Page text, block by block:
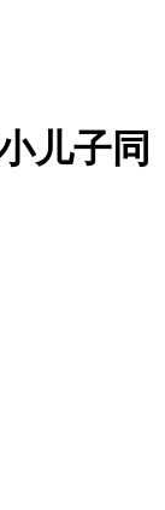
儿子同